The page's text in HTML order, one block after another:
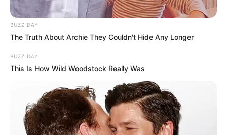
BUZZ DAY
The Truth About Archie They Couldn't Hide Any Longer
BUZZ DAY
This Is How Wild Woodstock Really Was